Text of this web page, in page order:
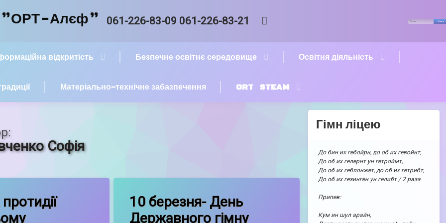
"ОРТ-Алєф" Tel:
061-226-83-09 061-226-83-21
відкритість Безпечне освітнє середовище Освітня діяльність
Матеріально-технічне забазпечення ORT STEAM
Софія
10 березня- День
Державного гімну
Гімн ліцею
До бин их гебойрн, до об их гевойнт,
До об их гелернт ун гетроймт,
До об их геблонжет, до об их гетрибт,
До об их гезинген ун гелибт / 2 раза
Припев:
Кум ин шул арайн,